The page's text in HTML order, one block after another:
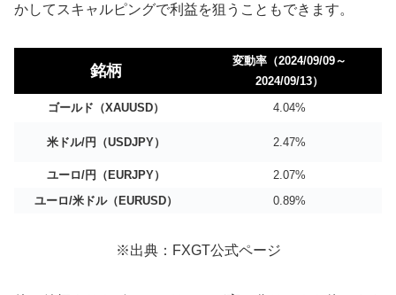
かしてスキャルピングで利益を狙うこともできます。
銘柄
変動率（2024/09/09～
2024/09/13）
ゴールド（XAUUSD）
4.04%
米ドル/円（USDJPY） 2.47%
ユーロ/円（EURJPY）
2.07%
ユーロ/米ドル（EURUSD）
0.89%
※出典：FXGT公式ページ